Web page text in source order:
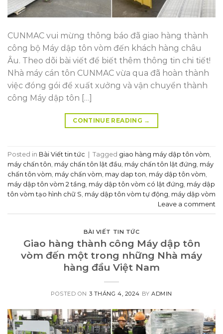
CUNMAC vui mừng thông báo đã giao hàng thành
công bộ Máy dập tôn vòm đến khách hàng châu
Âu. Theo dõi bài viết để biết thêm thông tin chi tiết!
Nhà máy cán tôn CUNMAC vừa qua đã hoàn thành
việc đóng gói để xuất xưởng và vận chuyển thành
công Máy dập tôn […]
CONTINUE READING →
Posted in Bài Viết tin tức Tagged giao hàng máy dập tôn vòm
máy chấn tôn máy chấn tôn lật đầu máy chấn tôn lật đứng máy
chấn tôn vòm máy chấn vòm may dap ton máy dập tôn vòm
máy dập tôn vòm 2 tầng máy dập tôn vòm có lật đứng máy dập
tôn vòm tạo hình chữ S máy dập tôn vòm tự động máy dập vòm
Leave a comment
BÀI VIẾT TIN TỨC
Giao hàng thành công Máy dập tôn
vòm đến một trong những Nhà máy
hàng đầu Việt Nam
POSTED ON 3 THÁNG 4, 2024 BYADMIN